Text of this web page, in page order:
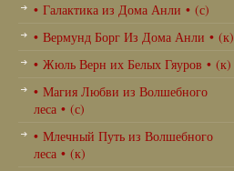
• Галактика из Дома Анли • (с)
• Вермунд Борг Из Дома Анли • (к)
• Жюль Верн их Белых Гяуров • (к)
• Магия Любви из Волшебного
леса • (с)
• Млечный Путь из Волшебного
леса • (к)